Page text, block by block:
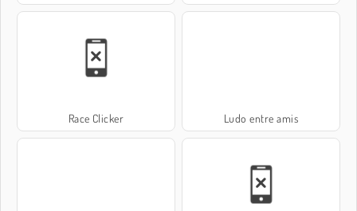
Race Clicker Ludo entre amis